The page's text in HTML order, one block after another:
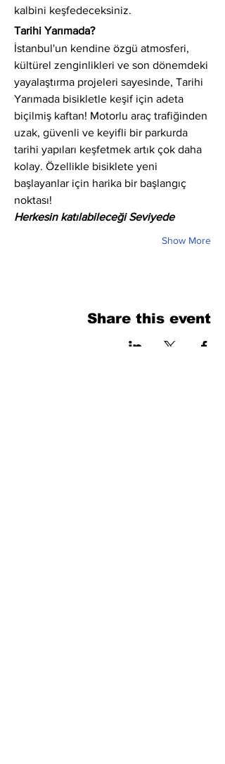
kalbini keşfedeceksiniz.
Tarihi Yarımada?
İstanbul'un kendine özgü atmosferi,
kültürel zenginlikleri ve son dönemdeki
yayalaştırma projeleri sayesinde, Tarihi
Yarımada bisikletle keşif için adeta
biçilmiş kaftan! Motorlu araç trafiğinden
uzak, güvenli ve keyifli bir parkurda
tarihi yapıları keşfetmek artık çok daha
kolay. Özellikle bisiklete yeni
başlayanlar için harika bir başlangıç
noktası!
Herkesin katılabileceği Seviyede
Show More
Share this event